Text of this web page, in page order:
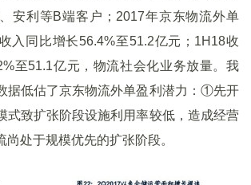
安利等B端客户；2017年京东物流外单
入同比增长56.4%至51.2亿元；1H18收
至51.1亿元，物流社会化业务放量。我
据低估了京东物流外单盈利潜力：①先开
式致扩张阶段设施利用率较低，造成经营
处于规模优先的扩张阶段。